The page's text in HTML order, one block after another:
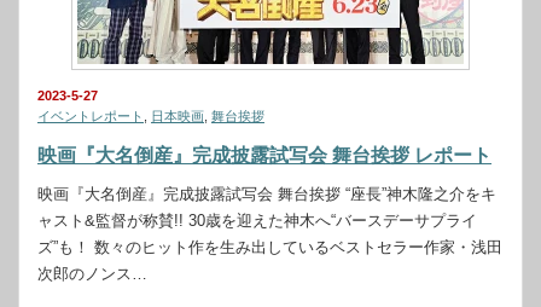
2023-5-27
イベントレポート
日本映画 舞台挨拶
映画『大名倒産』完成披露試写会 舞台挨拶 レポート
映画『大名倒産』完成披露試写会 舞台挨拶 “座長”神木隆之介をキ
ャスト&監督が称賛!! 30歳を迎えた神木へ“バースデーサプライ
ズ”も！ 数々のヒット作を⽣み出しているベストセラー作家・浅⽥
次郎のノンス…